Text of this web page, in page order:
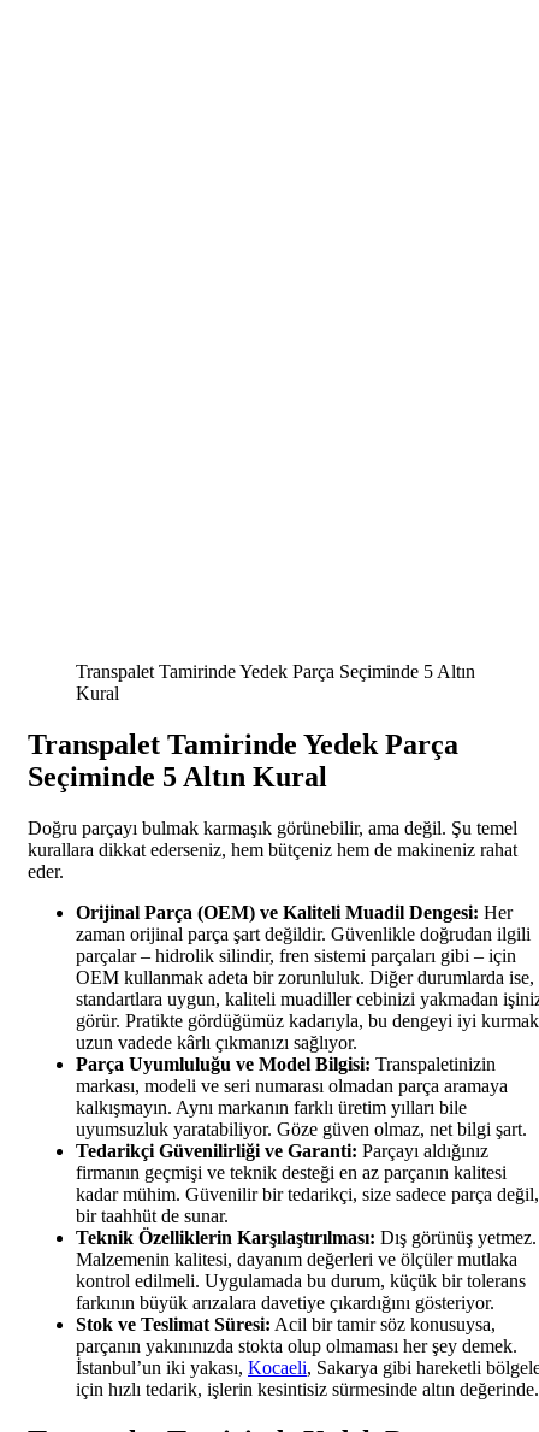
Transpalet Tamirinde Yedek Parça Seçiminde 5 Altın
Kural
Transpalet Tamirinde Yedek Parça
Seçiminde 5 Altın Kural
Doğru parçayı bulmak karmaşık görünebilir, ama değil. Şu temel
kurallara dikkat ederseniz, hem bütçeniz hem de makineniz rahat
eder.
Orijinal Parça (OEM) ve Kaliteli Muadil Dengesi: Her
zaman orijinal parça şart değildir. Güvenlikle doğrudan ilgili
parçalar – hidrolik silindir, fren sistemi parçaları gibi – için
OEM kullanmak adeta bir zorunluluk. Diğer durumlarda ise,
standartlara uygun, kaliteli muadiller cebinizi yakmadan
görür. Pratikte gördüğümüz kadarıyla, bu dengeyi iyi kurmak
uzun vadede kârlı çıkmanızı sağlıyor.
Parça Uyumluluğu ve Model Bilgisi: Transpaletinizin
markası, modeli ve seri numarası olmadan parça aramaya
kalkışmayın. Aynı markanın farklı üretim yılları bile
uyumsuzluk yaratabiliyor. Göze güven olmaz, net bilgi şart.
Tedarikçi Güvenilirliği ve Garanti: Parçayı aldığınız
firmanın geçmişi ve teknik desteği en az parçanın kalitesi
kadar mühim. Güvenilir bir tedarikçi, size sadece parça değil,
bir taahhüt de sunar.
Teknik Özelliklerin Karşılaştırılması: Dış görünüş yetmez.
Malzemenin kalitesi, dayanım değerleri ve ölçüler mutlaka
kontrol edilmeli. Uygulamada bu durum, küçük bir tolerans
farkının büyük arızalara davetiye çıkardığını gösteriyor.
Stok ve Teslimat Süresi: Acil bir tamir söz konusuysa,
parçanın yakınınızda stokta olup olmaması her şey demek.
İstanbul’un iki yakası, Kocaeli, Sakarya gibi hareketli
için hızlı tedarik, işlerin kesintisiz sürmesinde altın değerinde.